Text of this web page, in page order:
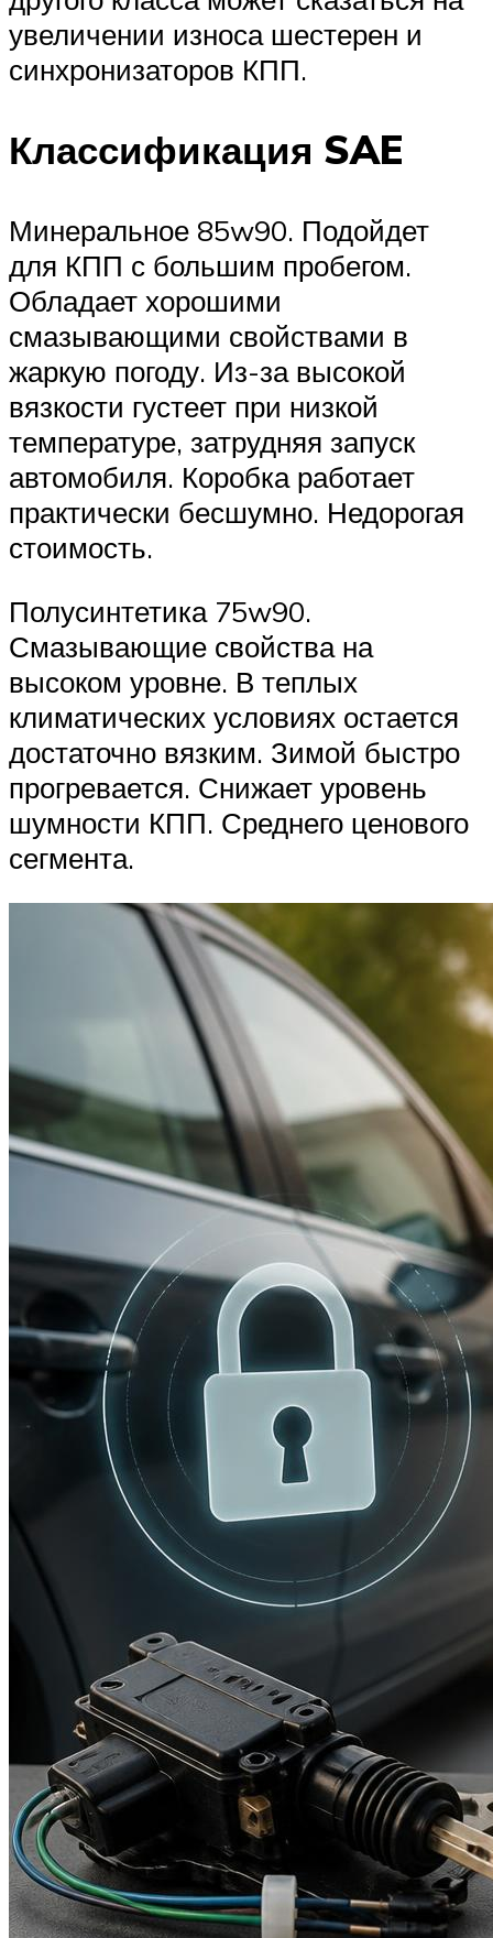
увеличении износа шестерен и
синхронизаторов КПП.
Классификация SAE
Минеральное 85w90. Подойдет
для КПП с большим пробегом.
Обладает хорошими
смазывающими свойствами в
жаркую погоду. Из-за высокой
вязкости густеет при низкой
температуре, затрудняя запуск
автомобиля. Коробка работает
практически бесшумно. Недорогая
стоимость.
Полусинтетика 75w90.
Смазывающие свойства на
высоком уровне. В теплых
климатических условиях остается
достаточно вязким. Зимой быстро
прогревается. Снижает уровень
шумности КПП. Среднего ценового
сегмента.